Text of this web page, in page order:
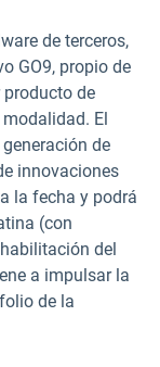
de terceros,
GO9, propio de
producto de
El
de
innovaciones
la fecha y podrá
(con
del
a impulsar la
de la